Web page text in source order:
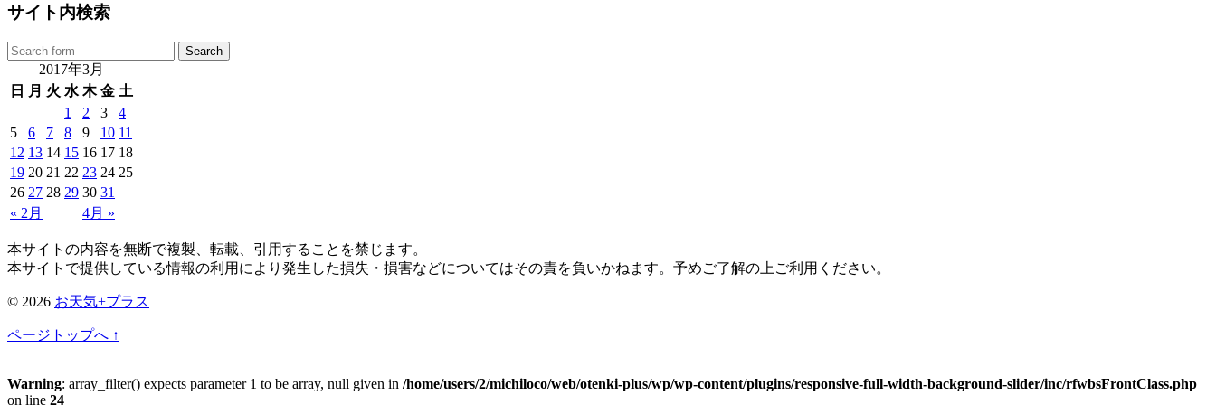
サイト内検索
2017年3月
日
月 火 水 木 金 土
« 2月 4月 »
1 2 3
4
5
6 7 8 9 10 11
12 13 14 15 16 17 18
19 20 21 22 23 24 25
26 27 28 29 30 31
本サイトの内容を無断で複製、転載、引用することを禁じます。
本サイトで提供している情報の利用により発生した損失・損害などについてはその責を負いかねます。予めご了解の上ご利用ください。
© 2026 お天気+プラス
ページトップへ ↑
Warning: array_filter() expects parameter 1 to be array, null given in /home/users/2/michiloco/web/otenki-plus/wp/wp-content/plugins/responsive-full-width-background-slider/inc/rfwbsFrontClass.php
on line 24